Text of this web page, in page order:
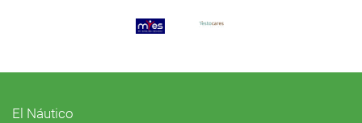
El Náutico